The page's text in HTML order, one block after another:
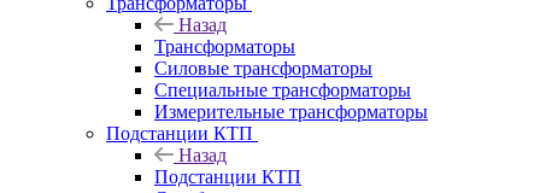
Назад
Трансформаторы
Силовые трансформаторы
Специальные трансформаторы
Измерительные трансформаторы
Подстанции КТП
Назад
Подстанции КТП